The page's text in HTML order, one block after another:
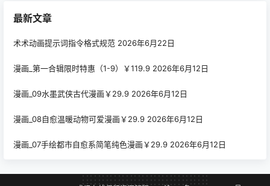
最新文章
术术动画提示词指令格式规范 2026年6月22日
漫画_第一合辑限时特惠（1-9）￥119.9 2026年6月12日
漫画_09水墨武侠古代漫画￥29.9 2026年6月12日
漫画_08自愈温暖动物可爱漫画￥29.9 2026年6月12日
漫画_07手绘都市自愈系简笔纯色漫画￥29.9 2026年6月12日